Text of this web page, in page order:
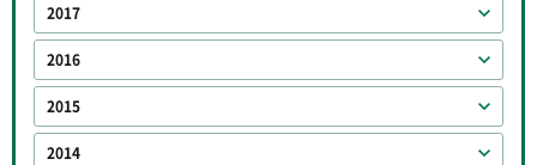
2017
2016
2015
2014